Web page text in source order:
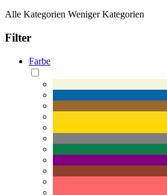
Alle Kategorien Weniger Kategorien
Filter
Farbe